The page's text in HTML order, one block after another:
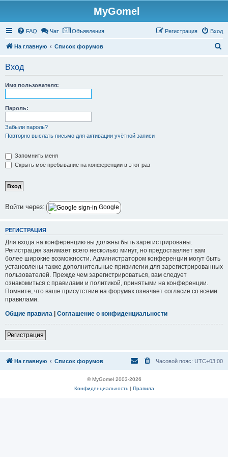
MyGomel
FAQ Чат Объявления Вход
Регистрация
На главную Список форумов
Вход
Имя пользователя:
Пароль:
Забыли пароль?
Повторно выслать письмо для активации учётной записи
Запомнить меня
Скрыть моё пребывание на конференции в этот раз
Войти через: Google
РЕГИСТРАЦИЯ
Для входа на конференцию вы должны быть зарегистрированы.
Регистрация занимает всего несколько минут, но предоставляет вам
более широкие возможности. Администратором конференции могут быть
установлены также дополнительные привилегии для зарегистрированных
пользователей. Прежде чем зарегистрироваться, вам следует
ознакомиться с правилами и политикой, принятыми на конференции.
Помните, что ваше присутствие на форумах означает согласие со всеми
правилами.
Общие правила | Соглашение о конфиденциальности
Регистрация
На главную Список форумов Часовой пояс: UTC+03:00
© MyGomel 2003-2026
Конфиденциальность| Правила